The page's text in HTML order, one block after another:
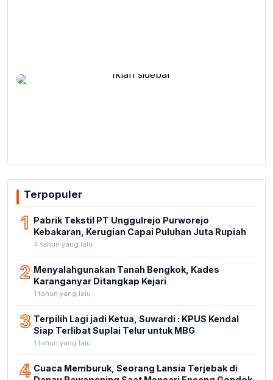
Terpopuler
1 Pabrik Tekstil PT Unggulrejo Purworejo
Kebakaran, Kerugian Capai Puluhan Juta Rupiah
4 tahun yang lalu
2 Menyalahgunakan Tanah Bengkok, Kades
Karanganyar Ditangkap Kejari
1 tahun yang lalu
3 Terpilih Lagi jadi Ketua, Suwardi : KPUS Kendal
Siap Terlibat Suplai Telur untuk MBG
1 tahun yang lalu
4 Cuaca Memburuk, Seorang Lansia Terjebak di